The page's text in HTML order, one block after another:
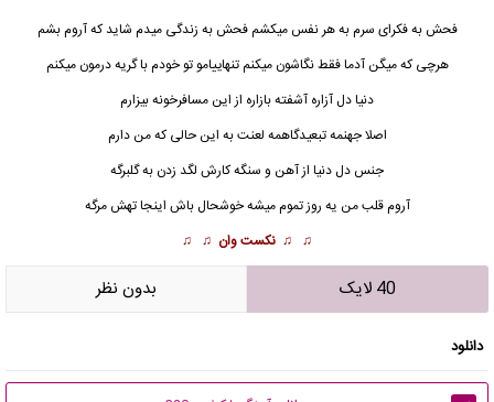
فحش به فکرای سرم به هر نفس میکشم فحش به زندگی میدم شاید که آروم بشم
هرچی که میگن آدما فقط نگاشون میکنم تنهاییامو تو خودم با گریه درمون میکنم
دنیا دل آزاره آشفته بازاره از این مسافرخونهبیزارم
اصلا جهنمه تبعیدگاهمه لعنت به این حالی که من دارم
جنس دل دنیا از آهن و سنگه کارش لگد زدن به گلبرگه
آروم قلب من یه روز تموم میشه خوشحال باش اینجا تهش مرگه
♫ ♫ نکست وان ♫ ♫
40 لایک بدون نظر
دانلود